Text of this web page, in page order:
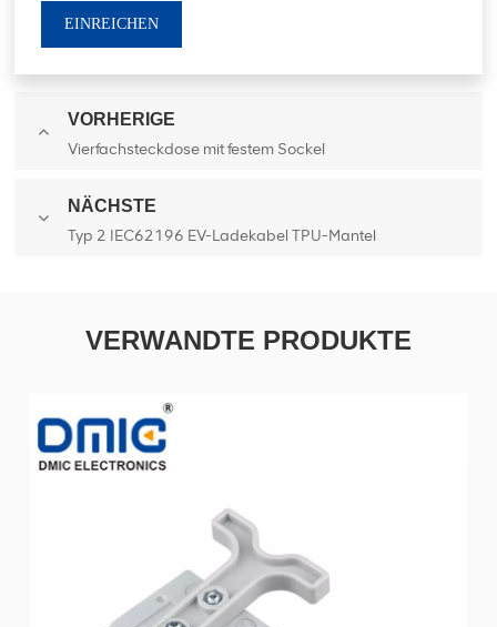
EINREICHEN
VORHERIGE
Vierfachsteckdose mit festem Sockel
NÄCHSTE
Typ 2 IEC62196 EV-Ladekabel TPU-Mantel
VERWANDTE PRODUKTE